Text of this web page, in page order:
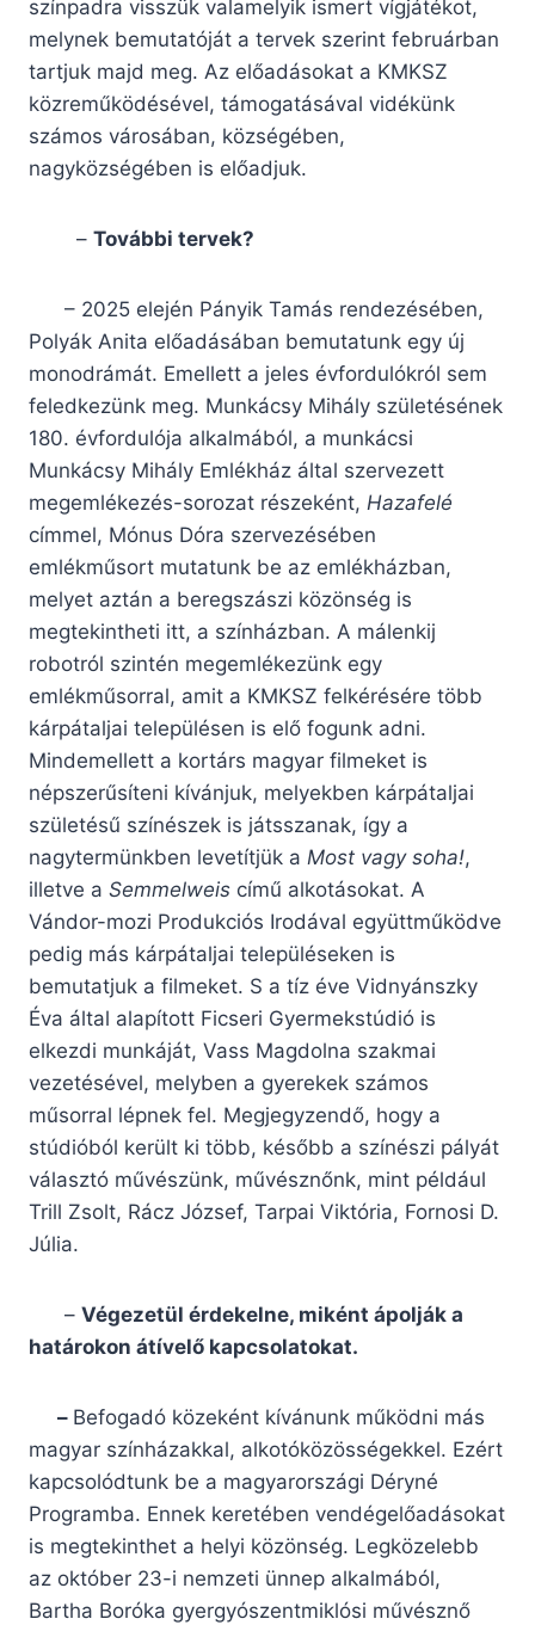
színpadra visszük valamelyik ismert vígjátékot,
melynek bemutatóját a tervek szerint februárban
tartjuk majd meg. Az előadásokat a KMKSZ
közreműködésével, támogatásával vidékünk
számos városában, községében,
nagyközségében is előadjuk.
– További tervek?
– 2025 elején Pányik Tamás rendezésében,
Polyák Anita előadásában bemutatunk egy új
monodrámát. Emellett a jeles évfordulókról sem
feledkezünk meg. Munkácsy Mihály születésének
180. évfordulója alkalmából, a munkácsi
Munkácsy Mihály Emlékház által szervezett
megemlékezés-sorozat részeként, Hazafelé
címmel, Mónus Dóra szervezésében
emlékműsort mutatunk be az emlékházban,
melyet aztán a beregszászi közönség is
megtekintheti itt, a színházban. A málenkij
robotról szintén megemlékezünk egy
emlékműsorral, amit a KMKSZ felkérésére több
kárpátaljai településen is elő fogunk adni.
Mindemellett a kortárs magyar filmeket is
népszerűsíteni kívánjuk, melyekben kárpátaljai
születésű színészek is játsszanak, így a
nagytermünkben levetítjük a Most vagy soha!,
illetve a Semmelweis című alkotásokat. A
Vándor-mozi Produkciós Irodával együttműködve
pedig más kárpátaljai településeken is
bemutatjuk a filmeket. S a tíz éve Vidnyánszky
Éva által alapított Ficseri Gyermekstúdió is
elkezdi munkáját, Vass Magdolna szakmai
vezetésével, melyben a gyerekek számos
műsorral lépnek fel. Megjegyzendő, hogy a
stúdióból került ki több, később a színészi pályát
választó művészünk, művésznőnk, mint például
Trill Zsolt, Rácz József, Tarpai Viktória, Fornosi D.
Júlia.
– Végezetül érdekelne, miként ápolják a
határokon átívelő kapcsolatokat.
– Befogadó közeként kívánunk működni más
magyar színházakkal, alkotóközösségekkel. Ezért
kapcsolódtunk be a magyarországi Déryné
Programba. Ennek keretében vendégelőadásokat
is megtekinthet a helyi közönség. Legközelebb
az október 23-i nemzeti ünnep alkalmából,
Bartha Boróka gyergyószentmiklósi művésznő